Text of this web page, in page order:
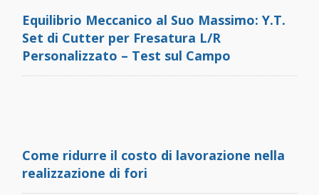
Equilibrio Meccanico al Suo Massimo: Y.T.
Set di Cutter per Fresatura L/R
Personalizzato – Test sul Campo
Come ridurre il costo di lavorazione nella
realizzazione di fori